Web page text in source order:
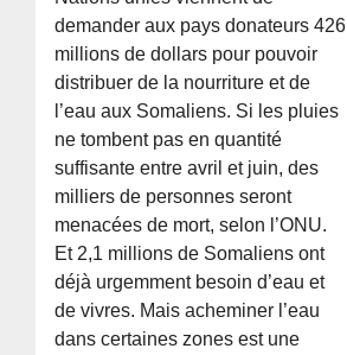
demander aux pays donateurs 426
millions de dollars pour pouvoir
distribuer de la nourriture et de
l’eau aux Somaliens. Si les pluies
ne tombent pas en quantité
suffisante entre avril et juin, des
milliers de personnes seront
menacées de mort, selon l’ONU.
Et 2,1 millions de Somaliens ont
déjà urgemment besoin d’eau et
de vivres. Mais acheminer l’eau
dans certaines zones est une